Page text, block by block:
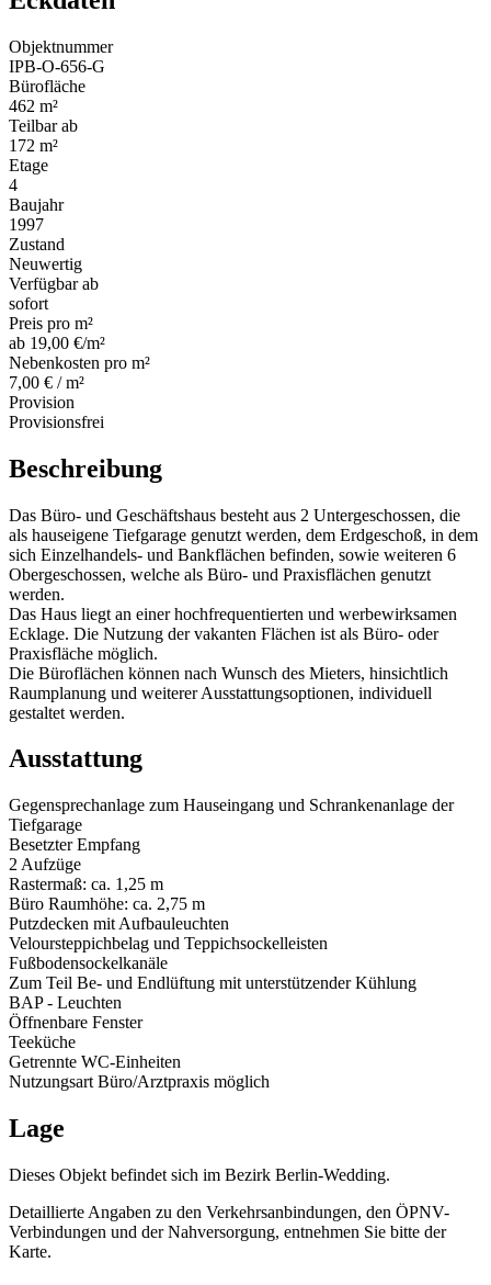
Objektnummer
IPB-O-656-G
Bürofläche
462 m²
Teilbar ab
172 m²
Etage
4
Baujahr
1997
Zustand
Neuwertig
Verfügbar ab
sofort
Preis pro m²
ab 19,00 €/m²
Nebenkosten pro m²
7,00 € / m²
Provision
Provisionsfrei
Beschreibung
Das Büro- und Geschäftshaus besteht aus 2 Untergeschossen, die
als hauseigene Tiefgarage genutzt werden, dem Erdgeschoß, in dem
sich Einzelhandels- und Bankflächen befinden, sowie weiteren 6
Obergeschossen, welche als Büro- und Praxisflächen genutzt
werden.
Das Haus liegt an einer hochfrequentierten und werbewirksamen
Ecklage. Die Nutzung der vakanten Flächen ist als Büro- oder
Praxisfläche möglich.
Die Büroflächen können nach Wunsch des Mieters, hinsichtlich
Raumplanung und weiterer Ausstattungsoptionen, individuell
gestaltet werden.
Ausstattung
Gegensprechanlage zum Hauseingang und Schrankenanlage der
Tiefgarage
Besetzter Empfang
2 Aufzüge
Rastermaß: ca. 1,25 m
Büro Raumhöhe: ca. 2,75 m
Putzdecken mit Aufbauleuchten
Veloursteppichbelag und Teppichsockelleisten
Fußbodensockelkanäle
Zum Teil Be- und Endlüftung mit unterstützender Kühlung
BAP - Leuchten
Öffnenbare Fenster
Teeküche
Getrennte WC-Einheiten
Nutzungsart Büro/Arztpraxis möglich
Lage
Dieses Objekt befindet sich im Bezirk Berlin-Wedding.
Detaillierte Angaben zu den Verkehrsanbindungen, den ÖPNV-
Verbindungen und der Nahversorgung, entnehmen Sie bitte der
Karte.